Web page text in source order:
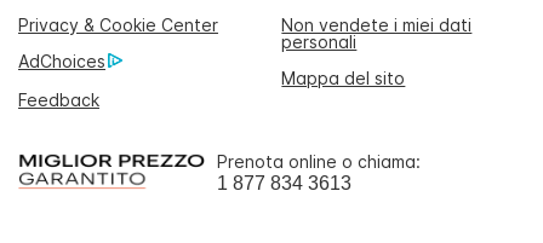
Privacy & Cookie Center
Non vendete i miei dati
personali
AdChoices
Mappa del sito
Feedback
Prenota online o chiama:
1 877 834 3613